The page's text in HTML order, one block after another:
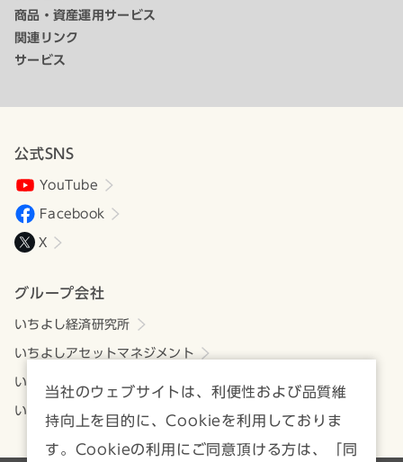
商品・資産運用サービス
関連リンク
サービス
公式SNS
YouTube
Facebook
X
グループ会社
いちよし経済研究所
いちよしアセットマネジメント
いちよしビジネスサービス
いちよしIFA
当社のウェブサイトは、利便性および品質維
持向上を目的に、Cookieを利用しておりま
す。Cookieの利用にご同意頂ける方は、「同